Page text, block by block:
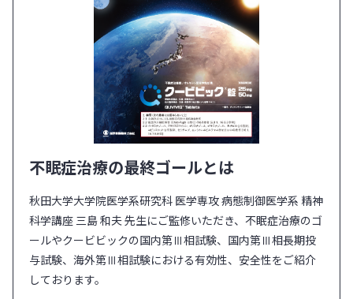
不眠症治療の最終ゴールとは
秋田大学大学院医学系研究科 医学専攻 病態制御医学系 精神
科学講座 三島 和夫 先生にご監修いただき、不眠症治療のゴ
ールやクービビックの国内第Ⅲ相試験、国内第Ⅲ相長期投
与試験、海外第Ⅲ相試験における有効性、安全性をご紹介
しております。